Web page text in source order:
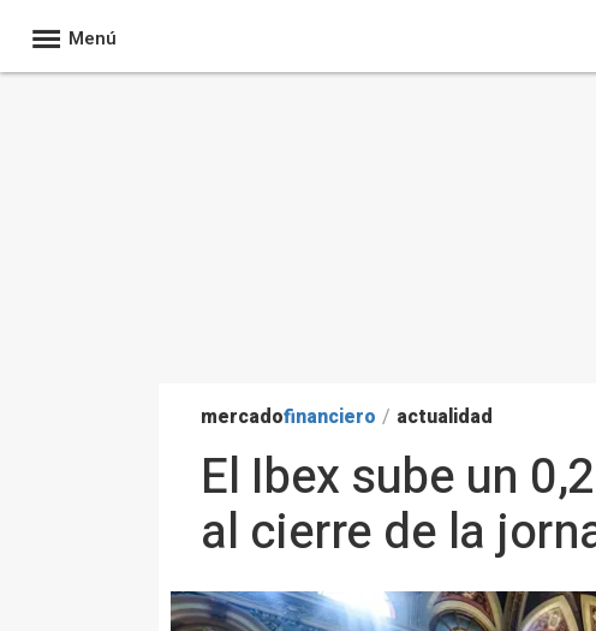
Menú
mercadofinanciero / actualidad
El Ibex sube un
al cierre de la